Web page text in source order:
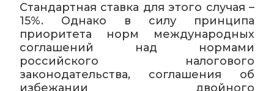
Стандартная ставка для этого случая –
15%. Однако в силу принципа
приоритета норм международных
соглашений над нормами
российского налогового
законодательства, соглашения об
избежании двойного